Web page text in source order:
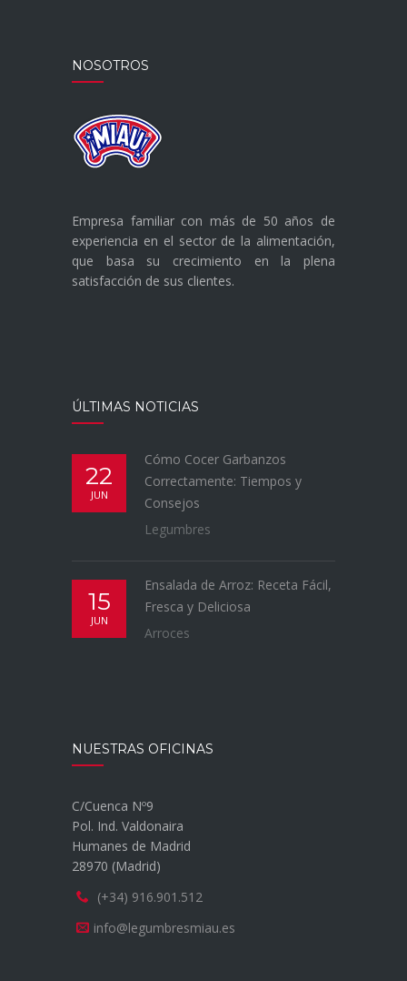
NOSOTROS
Empresa familiar con más de 50 años de
experiencia en el sector de la alimentación,
que basa su crecimiento en la plena
satisfacción de sus clientes.
ÚLTIMAS NOTICIAS
22
JUN
Cómo Cocer Garbanzos
Correctamente: Tiempos y
Consejos
Legumbres
15
JUN
Ensalada de Arroz: Receta Fácil,
Fresca y Deliciosa
Arroces
NUESTRAS OFICINAS
C/Cuenca Nº9
Pol. Ind. Valdonaira
Humanes de Madrid
28970 (Madrid)
(+34) 916.901.512
info@legumbresmiau.es